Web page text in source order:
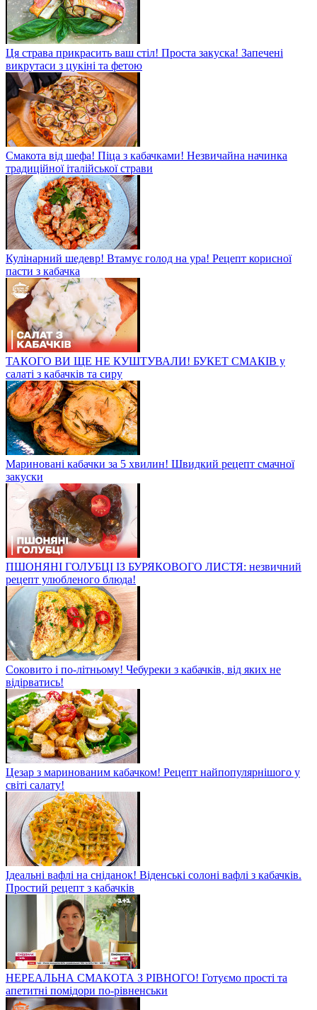
Ця страва прикрасить ваш стіл! Проста закуска! Запечені
викрутаси з цукіні та фетою
Смакота від шефа! Піца з кабачками! Незвичайна начинка
традиційної італійської страви
Кулінарний шедевр! Втамує голод на ура! Рецепт корисної
пасти з кабачка
ТАКОГО ВИ ЩЕ НЕ КУШТУВАЛИ! БУКЕТ СМАКІВ у
салаті з кабачків та сиру
Мариновані кабачки за 5 хвилин! Швидкий рецепт смачної
закуски
ПШОНЯНІ ГОЛУБЦІ ІЗ БУРЯКОВОГО ЛИСТЯ: незвичний
рецепт улюбленого блюда!
Соковито і по-літньому! Чебуреки з кабачків, від яких не
відірватись!
Цезар з маринованим кабачком! Рецепт найпопулярнішого у
світі салату!
Ідеальні вафлі на сніданок! Віденські солоні вафлі з кабачків.
Простий рецепт з кабачків
НЕРЕАЛЬНА СМАКОТА З РІВНОГО! Готуємо прості та
апетитні помідори по-рівненськи